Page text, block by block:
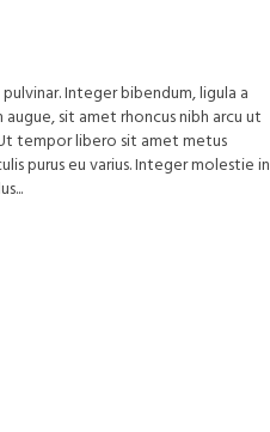
Integer bibendum, ligula a
sit amet rhoncus nibh arcu ut
tempor libero sit amet metus
purus eu varius. Integer molestie in